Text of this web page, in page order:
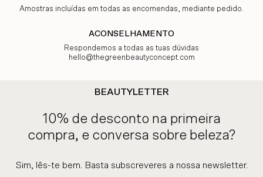
Amostras incluídas em todas as encomendas, mediante pedido.
ACONSELHAMENTO
Respondemos a todas as tuas dúvidas
hello@thegreenbeautyconcept.com
BEAUTYLETTER
10% de desconto na primeira
compra, e conversa sobre beleza?
Sim, lês-te bem. Basta subscreveres a nossa newsletter.